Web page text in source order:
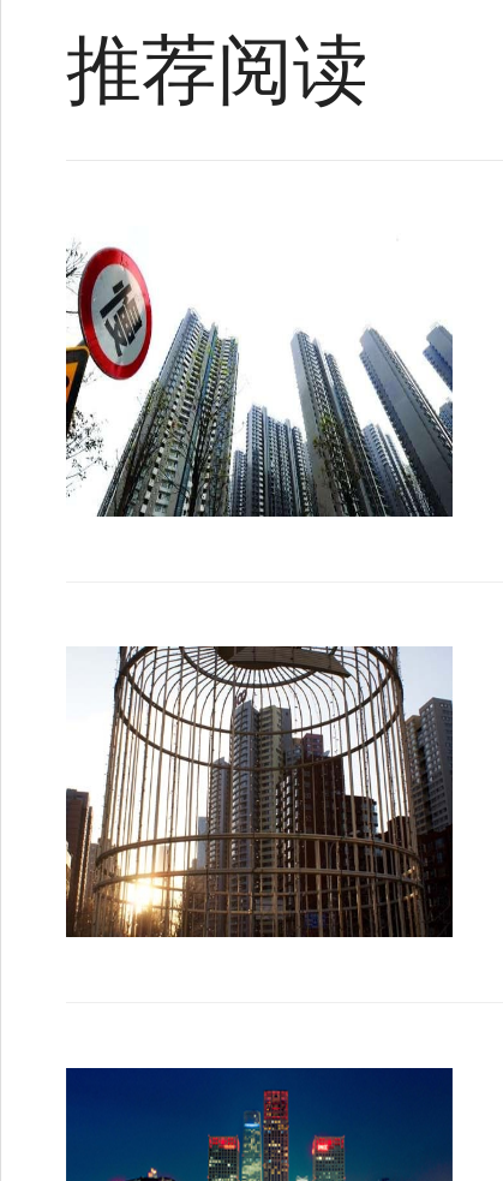
推荐阅读